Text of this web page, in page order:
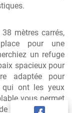
mètres carrés,
pour une
un refuge
spacieux pour
adaptée pour
qui ont les yeux
vous permet
votre lit, créant